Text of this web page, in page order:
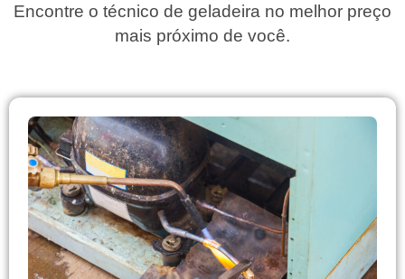
Encontre o técnico de geladeira no melhor preço
mais próximo de você.